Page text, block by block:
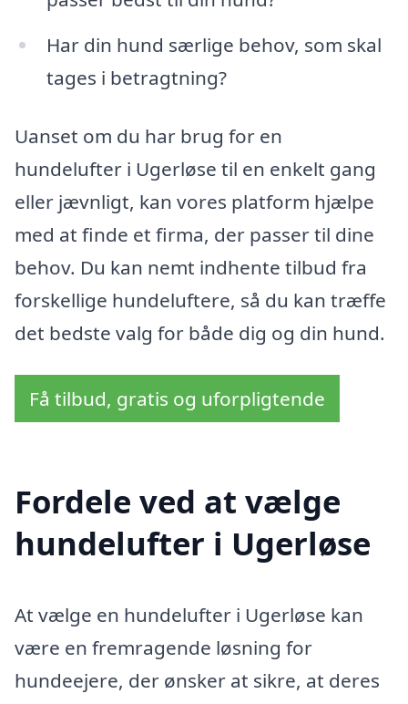
Har din hund særlige behov, som skal
tages i betragtning?
Uanset om du har brug for en
hundelufter i Ugerløse til en enkelt gang
eller jævnligt, kan vores platform hjælpe
med at finde et firma, der passer til dine
behov. Du kan nemt indhente tilbud fra
forskellige hundeluftere, så du kan træffe
det bedste valg for både dig og din hund.
Få tilbud, gratis og uforpligtende
Fordele ved at vælge
hundelufter i Ugerløse
At vælge en hundelufter i Ugerløse kan
være en fremragende løsning for
hundeejere, der ønsker at sikre, at deres